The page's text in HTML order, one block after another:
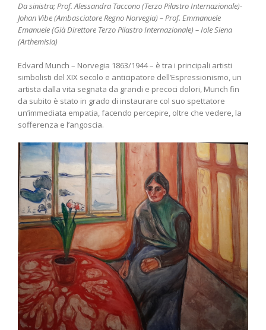
Da sinistra; Prof. Alessandra Taccono (Terzo Pilastro Internazionale)-
Johan Vibe (Ambasciatore Regno Norvegia) – Prof. Emmanuele
Emanuele (Già Direttore Terzo Pilastro Internazionale) – Iole Siena
(Arthemisia)
Edvard Munch – Norvegia 1863/1944 – è tra i principali artisti
simbolisti del XIX secolo e anticipatore dell’Espressionismo, un
artista dalla vita segnata da grandi e precoci dolori, Munch fin
da subito è stato in grado di instaurare col suo spettatore
un’immediata empatia, facendo percepire, oltre che vedere, la
sofferenza e l’angoscia.